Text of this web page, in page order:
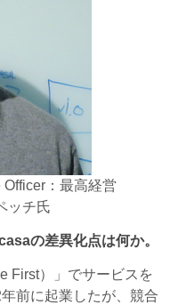
：最高経営
ッチ氏
の差異化点は何か。
First）」でサービスを
前に起業したが、競合